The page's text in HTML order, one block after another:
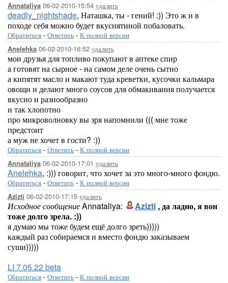
Annataliya 06-02-2010-15:54 удалить
deadly_nightshade, Наташка, ты - гений! :)) Это ж и в
походе себя можно будет вкуснятиной побаловать.
Обратиться - Ответить - К полной версии
Anelehka 06-02-2010-16:52 удалить
мои друзья для топливо покупают в аптеке спир
а готовят на сырное - на самом деле очень сытно
а кипятят масло и макают туда креветки, кусочки кальмара
овощи и делают много соусов для обмакивания получается
вкусно и разнообразно
и так хлопотно
про микроволновку вы зря напомнили ((( мне тоже
предстоит
а муж не хочет в гости? :))
Обратиться - Ответить - К полной версии
Annataliya 06-02-2010-17:01 удалить
Anelehka, :))) говорит, что хочет за это много-много фондю.
Обратиться - Ответить - К полной версии
Azizti 06-02-2010-17:15 удалить
Исходное сообщениеAnnataliya: Azizti , да ладно, я вон
тоже долго зрела. :))
я думаю мы тоже будем ещё долго зреть)))))
каждый раз собираемся и вместо фондю заказываем
суши)))))
LI 7.05.22 beta
Обратиться - Ответить - К полной версии